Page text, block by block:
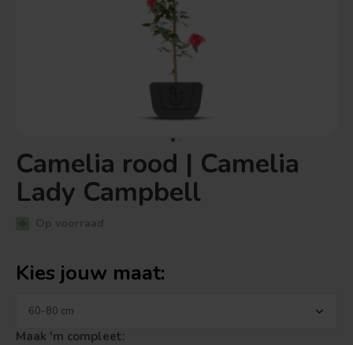
Camelia rood | Camelia
Lady Campbell
Op voorraad
Kies jouw maat:
Maak 'm compleet: